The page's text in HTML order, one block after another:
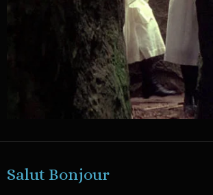
Salut Bonjour